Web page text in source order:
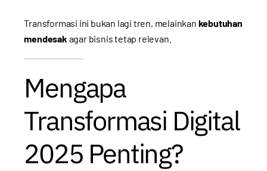
Transformasi ini bukan lagi tren, melainkan kebutuhan
mendesak agar bisnis tetap relevan.
Mengapa
Transformasi Digital
2025 Penting?